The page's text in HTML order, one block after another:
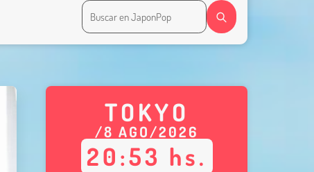
TOKYO
/8 AGO/2026
20:53 hs.